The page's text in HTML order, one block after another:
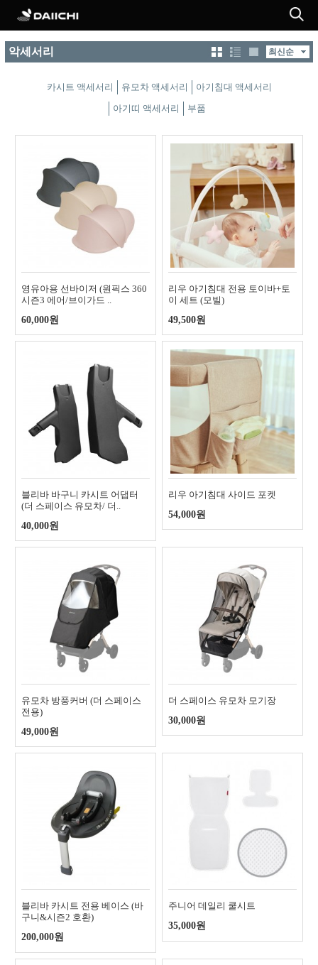
악세서리
카시트 액세서리 유모차 액세서리
아기침대 액세서리
아기띠 액세서리
부품
영유아용 선바이저 (원픽스 360
시즌3 에어/브이가드 ..
60,000원
리우 아기침대 전용 토이바+토
이 세트 (모빌)
49,500원
블리바 바구니 카시트 어댑터
(더 스페이스 유모차/ 더..
40,000원
리우 아기침대 사이드 포켓
54,000원
유모차 방풍커버 (더 스페이스
전용)
49,000원
더 스페이스 유모차 모기장
30,000원
블리바 카시트 전용 베이스 (바
구니&시즌2 호환)
200,000원
주니어 데일리 쿨시트
35,000원